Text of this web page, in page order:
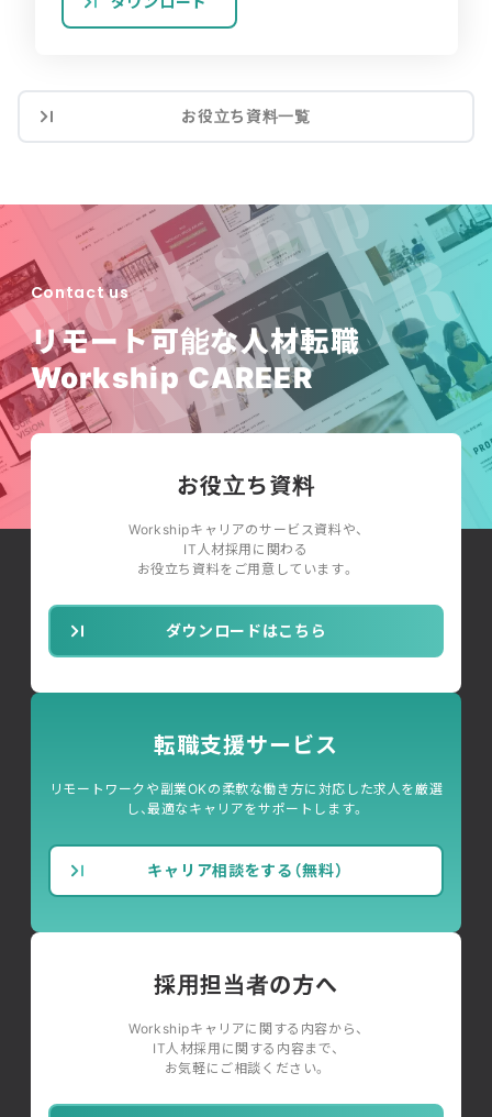
お役立ち資料一覧
Contact us
リモート可能な人材転職
Workship CAREER
お役立ち資料
Workshipキャリアのサービス資料や、
IT人材採用に関わる
お役立ち資料をご用意しています。
ダウンロードはこちら
転職支援サービス
リモートワークや副業OKの柔軟な働き方に対応した求人を厳選
し、最適なキャリアをサポートします。
キャリア相談をする（無料）
採用担当者の方へ
Workshipキャリアに関する内容から、
IT人材採用に関する内容まで、
お気軽にご相談ください。